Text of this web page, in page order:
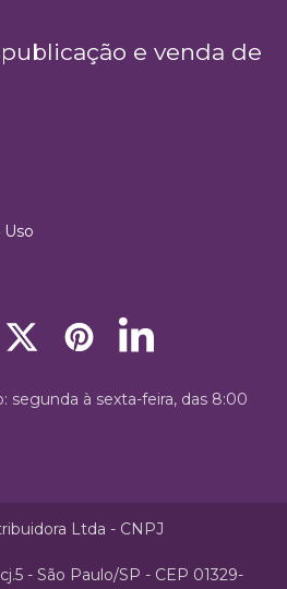
e venda de
segunda à sexta-feira, das 8:00
Ltda - CNPJ
- São Paulo/SP - CEP 01329-